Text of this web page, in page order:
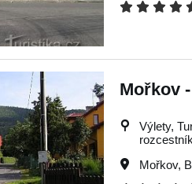
Mořkov
Výlety,
Mořkov,